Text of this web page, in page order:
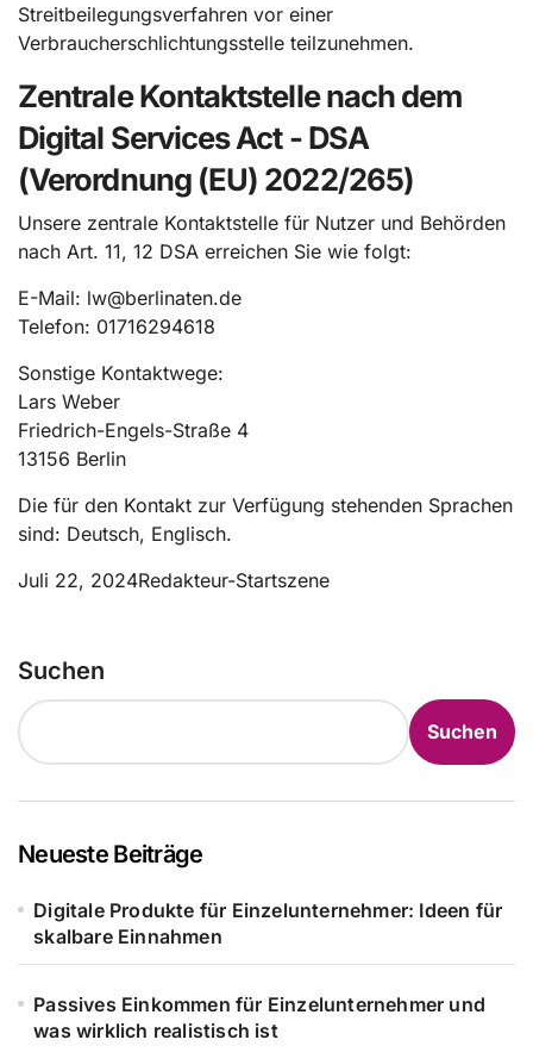
Streitbeilegungsverfahren vor einer
Verbraucherschlichtungsstelle teilzunehmen.
Zentrale Kontaktstelle nach dem
Digital Services Act - DSA
(Verordnung (EU) 2022/265)
Unsere zentrale Kontaktstelle für Nutzer und Behörden
nach Art. 11, 12 DSA erreichen Sie wie folgt:
E-Mail: lw@berlinaten.de
Telefon: 01716294618
Sonstige Kontaktwege:
Lars Weber
Friedrich-Engels-Straße 4
13156 Berlin
Die für den Kontakt zur Verfügung stehenden Sprachen
sind: Deutsch, Englisch.
Juli 22, 2024Redakteur-Startszene
Suchen
Suchen
Neueste Beiträge
Digitale Produkte für Einzelunternehmer: Ideen für
skalbare Einnahmen
Passives Einkommen für Einzelunternehmer und
was wirklich realistisch ist